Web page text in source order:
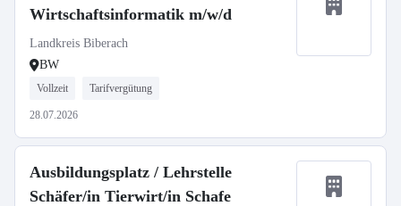
Wirtschaftsinformatik m/w/d
Landkreis Biberach
BW
Vollzeit Tarifvergütung
28.07.2026
Ausbildungsplatz / Lehrstelle
Schäfer/in Tierwirt/in Schafe